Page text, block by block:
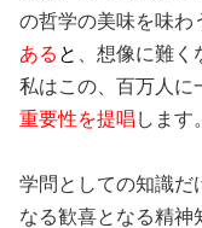
の哲学の美味を味わ
ある と
、想像に難く
私はこの、百万人に
重要性を提唱 します。
学問としての知識だ
なる歓喜となる精神